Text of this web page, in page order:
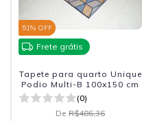
51% OFF
Frete grátis
Tapete para quarto Unique
Podio Multi-B 100x150 cm
(0)
De R$486,36